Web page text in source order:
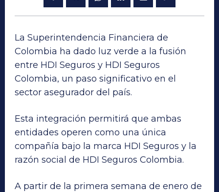
La Superintendencia Financiera de
Colombia ha dado luz verde a la fusión
entre HDI Seguros y HDI Seguros
Colombia, un paso significativo en el
sector asegurador del país.
Esta integración permitirá que ambas
entidades operen como una única
compañía bajo la marca HDI Seguros y la
razón social de HDI Seguros Colombia.
A partir de la primera semana de enero de